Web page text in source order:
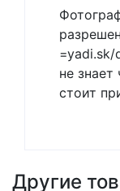
=yadi.sk/
не
стоит
Другие